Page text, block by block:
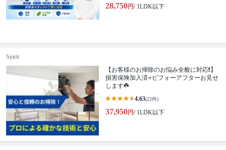
28,750円/ 1LDK以下
Spirit
【お客様のお掃除のお悩み全般に対応❗️】
損害保険加入済⭐️ビフォーアフターお見せ
します☘️
4.63(22件)
37,950円/ 1LDK以下